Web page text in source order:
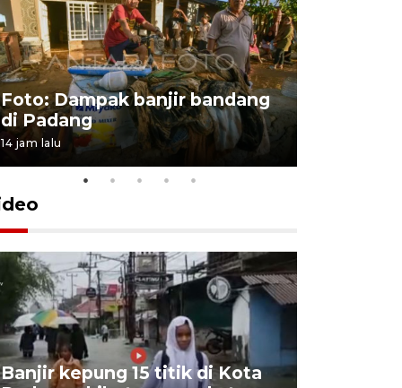
Foto: Dampak banjir bandang
di Padang
14 jam lalu
Banjir kepung 15 titik di Kota